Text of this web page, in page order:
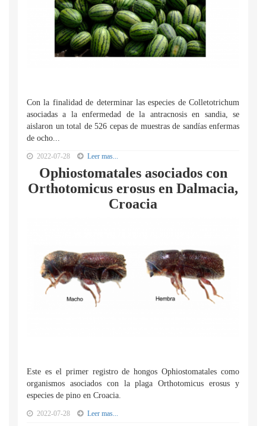
Con la finalidad de determinar las especies de Colletotrichum
asociadas a la enfermedad de la antracnosis en sandia, se
aislaron un total de 526 cepas de muestras de sandías enfermas
de ocho...
2022-07-28 Leer mas...
Ophiostomatales asociados con
Orthotomicus erosus en Dalmacia,
Croacia
Este es el primer registro de hongos Ophiostomatales como
organismos asociados con la plaga Orthotomicus erosus y
especies de pino en Croacia.
2022-07-28 Leer mas...